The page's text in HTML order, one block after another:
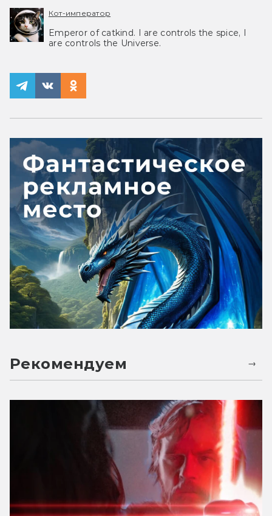
Кот-император
Emperor of catkind. I are controls the spice, I
are controls the Universe.
Рекомендуем